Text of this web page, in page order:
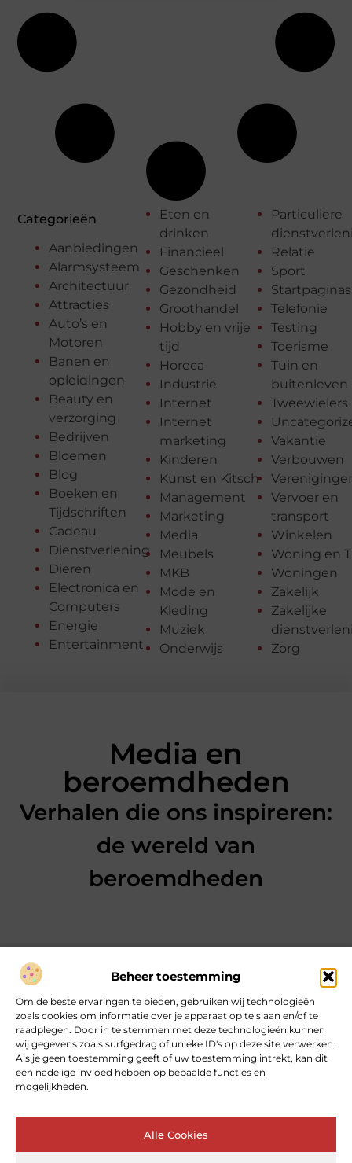
Beheer toestemming
Om de beste ervaringen te bieden, gebruiken wij technologieën
zoals cookies om informatie over je apparaat op te slaan en/of te
raadplegen. Door in te stemmen met deze technologieën kunnen
wij gegevens zoals surfgedrag of unieke ID's op deze site verwerken.
Als je geen toestemming geeft of uw toestemming intrekt, kan dit
een nadelige invloed hebben op bepaalde functies en
mogelijkheden.
Alle Cookies
Categorieën
Aanbiedingen
Alarmsysteem
Architectuur
Attracties
Auto’s en
Motoren
Banen en
opleidingen
Beauty en
verzorging
Bedrijven
Bloemen
Blog
Boeken en
Tijdschriften
Cadeau
Dienstverlening
Dieren
Electronica en
Computers
Energie
Entertainment
Eten en
drinken
Financieel
Geschenken
Gezondheid
Groothandel
Hobby en vrije
tijd
Horeca
Industrie
Internet
Internet
marketing
Kinderen
Kunst en Kitsch
Management
Marketing
Media
Meubels
MKB
Mode en
Kleding
Muziek
Onderwijs
Particuliere
Relatie
Sport
Startpaginas
Telefonie
Testing
Toerisme
Tuin en
buitenleven
Tweewielers
Vakantie
Verbouwen
Vervoer en
transport
Winkelen
Woning en
Woningen
Zakelijk
Zakelijke
Zorg
Media en
beroemdheden
Verhalen die ons inspireren:
de wereld van
beroemdheden
Over heartcoaching
Jouw gids voor inspiratie en tips uit het dagelijks leven.
Ontdek een brede verzameling blogs en artikelen die je helpen
om het meeste uit elke dag te halen, met praktische adviezen
en verrassende inzichten.
Bericht categorie
Main Links